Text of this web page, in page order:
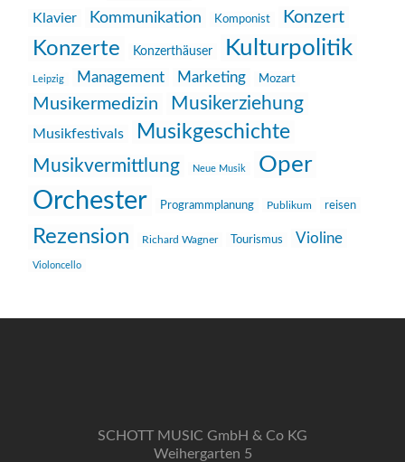
Klavier
Kommunikation Komponist Konzert
Konzerte Konzerthäuser Kulturpolitik
Leipzig Management Marketing Mozart
Musikermedizin Musikerziehung
Musikfestivals Musikgeschichte
Musikvermittlung Neue Musik Oper
Orchester Programmplanung Publikum reisen
Rezension Richard Wagner Tourismus Violine
Violoncello
SCHOTT MUSIC GmbH & Co KG
Weihergarten 5